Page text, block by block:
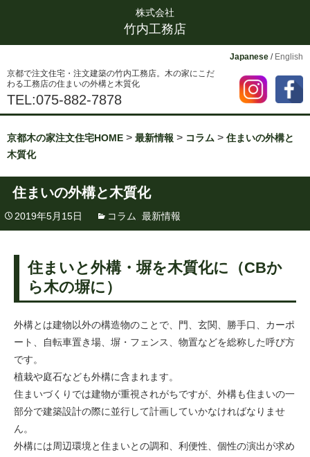
株式会社
竹内工務店
Japanese / English
京都で注文住宅・注文建築の竹内工務店。木の家にこだ
わる工務店の住まいの外構と木質化
TEL:075-882-7878
京都木の家注文住宅HOME > 最新情報 > コラム > 住まいの外構と
木質化
住まいの外構と木質化
2019年5月15日 コラム 最新情報
住まいと外構・塀を木質化に（CBか
ら木の塀に）
外構とは建物以外の構造物のことで、門、玄関、勝手口、カーポ
ート、自転車置き場、塀・フェンス、物置などを総称した呼び方
です。
植栽や庭石なども外構に含まれます。
住まいづくりでは建物が重視されがちですが、外構も住まいの一
部分で建築設計の際に並行して計画していかなければなりませ
ん。
外構には周辺環境と住まいとの調和、利便性、個性の演出が求め